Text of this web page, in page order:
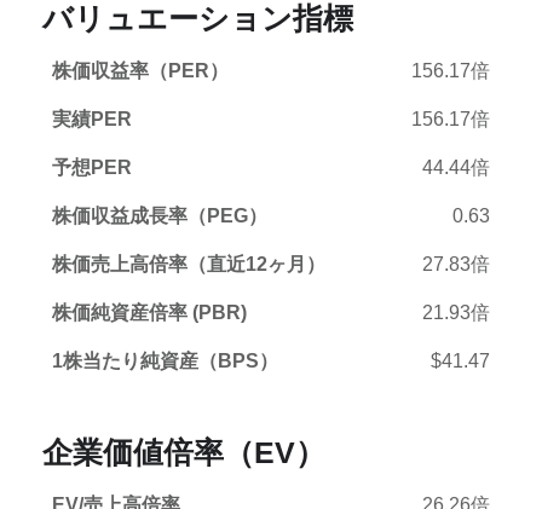
バリュエーション指標
株価収益率（PER） 156.17倍
実績PER 156.17倍
予想PER 44.44倍
株価収益成長率（PEG） 0.63
株価売上高倍率（直近12ヶ月） 27.83倍
株価純資産倍率 (PBR) 21.93倍
1株当たり純資産（BPS） $41.47
企業価値倍率（EV）